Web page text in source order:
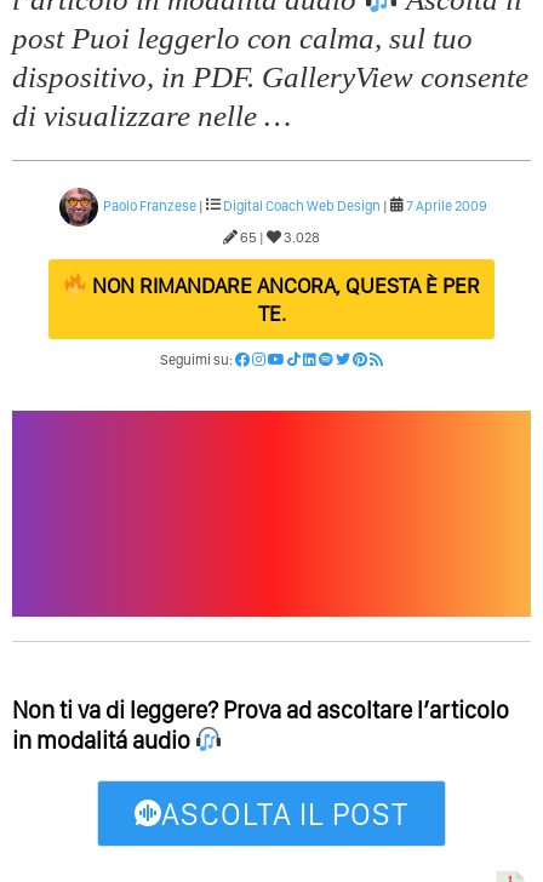
post Puoi leggerlo con calma, sul tuo
dispositivo, in PDF. GalleryView consente
di visualizzare nelle …
Paolo Franzese| Digital Coach Web Design |
7 Aprile 2009
65 |
3.028
NON RIMANDARE ANCORA, QUESTA È PER
TE.
Seguimi su:
Non ti va di leggere? Prova ad ascoltare l’articolo
in modalitá audio
ASCOLTA IL POST